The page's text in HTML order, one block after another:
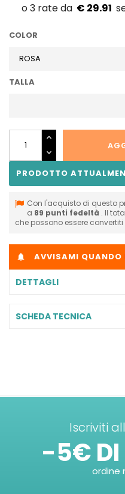
€ 29.91
COLOR
TALLA
PRODOTTO
Con l'acquisto di questo
a 89 punti fedeltà . Il
che possono essere
 AVVISAMI QUANDO
DETTAGLI
SCHEDA TECNICA
Iscriviti
-5€ DI
ordine